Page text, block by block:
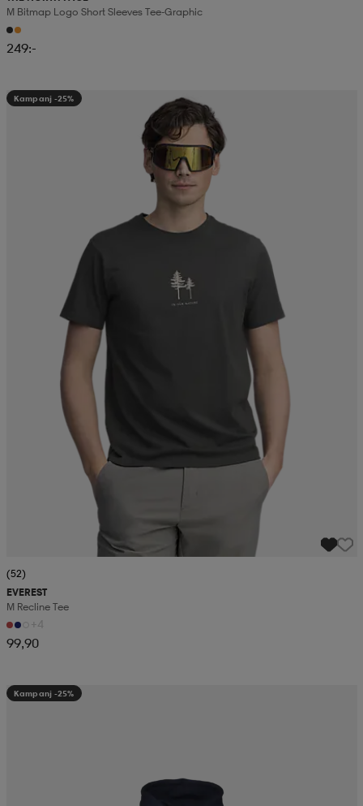
M Bitmap Logo Short Sleeves Tee-Graphic
249:-
Kampanj -25%
(52)
EVEREST
M Recline Tee
+4
99,90
Kampanj -25%